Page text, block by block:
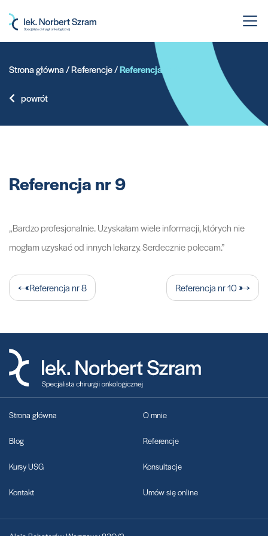
do
Strona główna/Referencje/Referencja nr 9
powrót
Referencja nr 9
„Bardzo profesjonalnie. Uzyskałam wiele informacji, których nie
mogłam uzyskać od innych lekarzy. Serdecznie polecam.”
Nawigacja
wpisu
Referencja nr 8 Referencja nr 10
Strona główna O mnie
Blog Referencje
Kursy USG Konsultacje
Kontakt Umów się online